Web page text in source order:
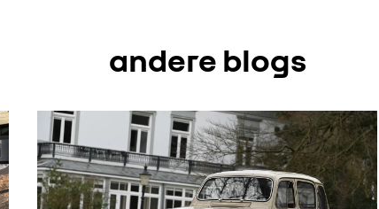
andere blogs